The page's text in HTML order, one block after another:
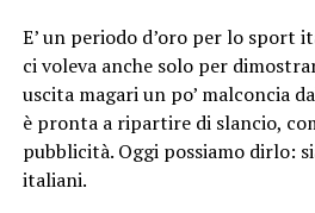
E’ un periodo d’oro per lo sport
ci voleva anche solo per
uscita magari un po’ malconcia
è pronta a ripartire di slancio,
pubblicità. Oggi possiamo dirlo:
italiani.